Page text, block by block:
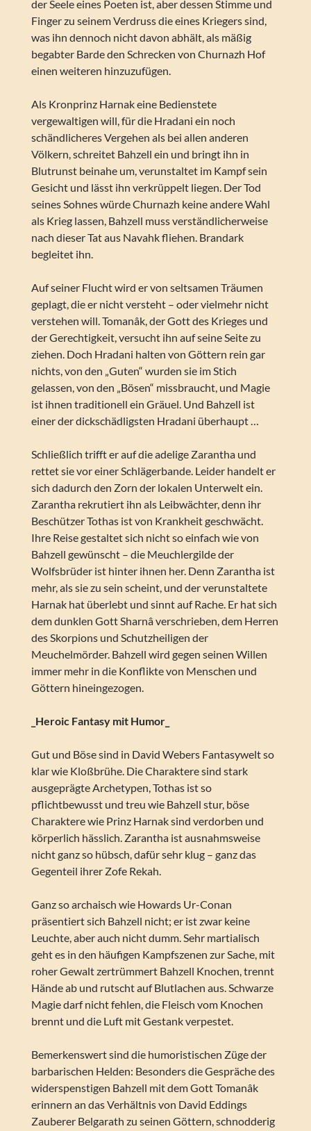
der Seele eines Poeten ist, aber dessen Stimme und
Finger zu seinem Verdruss die eines Kriegers sind,
was ihn dennoch nicht davon abhält, als mäßig
begabter Barde den Schrecken von Churnazh Hof
einen weiteren hinzuzufügen.
Als Kronprinz Harnak eine Bedienstete
vergewaltigen will, für die Hradani ein noch
schändlicheres Vergehen als bei allen anderen
Völkern, schreitet Bahzell ein und bringt ihn in
Blutrunst beinahe um, verunstaltet im Kampf sein
Gesicht und lässt ihn verkrüppelt liegen. Der Tod
seines Sohnes würde Churnazh keine andere Wahl
als Krieg lassen, Bahzell muss verständlicherweise
nach dieser Tat aus Navahk fliehen. Brandark
begleitet ihn.
Auf seiner Flucht wird er von seltsamen Träumen
geplagt, die er nicht versteht – oder vielmehr nicht
verstehen will. Tomanâk, der Gott des Krieges und
der Gerechtigkeit, versucht ihn auf seine Seite zu
ziehen. Doch Hradani halten von Göttern rein gar
nichts, von den „Guten“ wurden sie im Stich
gelassen, von den „Bösen“ missbraucht, und Magie
ist ihnen traditionell ein Gräuel. Und Bahzell ist
einer der dickschädligsten Hradani überhaupt …
Schließlich trifft er auf die adelige Zarantha und
rettet sie vor einer Schlägerbande. Leider handelt er
sich dadurch den Zorn der lokalen Unterwelt ein.
Zarantha rekrutiert ihn als Leibwächter, denn ihr
Beschützer Tothas ist von Krankheit geschwächt.
Ihre Reise gestaltet sich nicht so einfach wie von
Bahzell gewünscht – die Meuchlergilde der
Wolfsbrüder ist hinter ihnen her. Denn Zarantha ist
mehr, als sie zu sein scheint, und der verunstaltete
Harnak hat überlebt und sinnt auf Rache. Er hat sich
dem dunklen Gott Sharnâ verschrieben, dem Herren
des Skorpions und Schutzheiligen der
Meuchelmörder. Bahzell wird gegen seinen Willen
immer mehr in die Konflikte von Menschen und
Göttern hineingezogen.
_Heroic Fantasy mit Humor_
Gut und Böse sind in David Webers Fantasywelt so
klar wie Kloßbrühe. Die Charaktere sind stark
ausgeprägte Archetypen, Tothas ist so
pflichtbewusst und treu wie Bahzell stur, böse
Charaktere wie Prinz Harnak sind verdorben und
körperlich hässlich. Zarantha ist ausnahmsweise
nicht ganz so hübsch, dafür sehr klug – ganz das
Gegenteil ihrer Zofe Rekah.
Ganz so archaisch wie Howards Ur-Conan
präsentiert sich Bahzell nicht; er ist zwar keine
Leuchte, aber auch nicht dumm. Sehr martialisch
geht es in den häufigen Kampfszenen zur Sache, mit
roher Gewalt zertrümmert Bahzell Knochen, trennt
Hände ab und rutscht auf Blutlachen aus. Schwarze
Magie darf nicht fehlen, die Fleisch vom Knochen
brennt und die Luft mit Gestank verpestet.
Bemerkenswert sind die humoristischen Züge der
barbarischen Helden: Besonders die Gespräche des
widerspenstigen Bahzell mit dem Gott Tomanâk
erinnern an das Verhältnis von David Eddings
Zauberer Belgarath zu seinen Göttern, schnodderig